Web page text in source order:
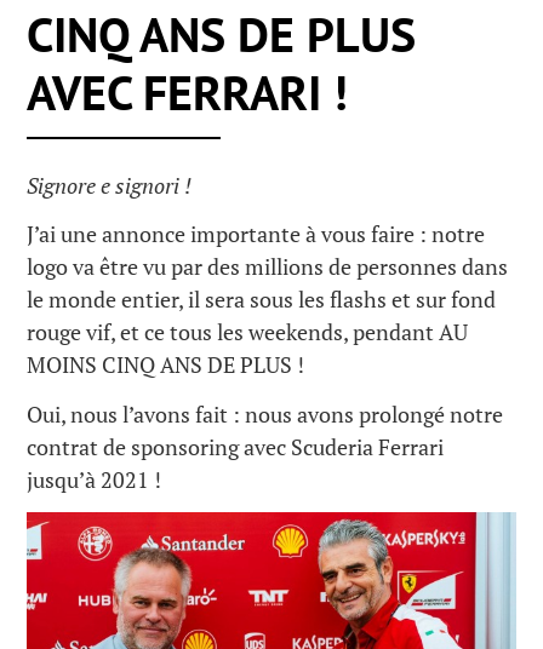
CINQ ANS DE PLUS
AVEC FERRARI !
Signore e signori !
J’ai une annonce importante à vous faire : notre
logo va être vu par des millions de personnes dans
le monde entier, il sera sous les flashs et sur fond
rouge vif, et ce tous les weekends, pendant AU
MOINS CINQ ANS DE PLUS !
Oui, nous l’avons fait : nous avons prolongé notre
contrat de sponsoring avec Scuderia Ferrari
jusqu’à 2021 !